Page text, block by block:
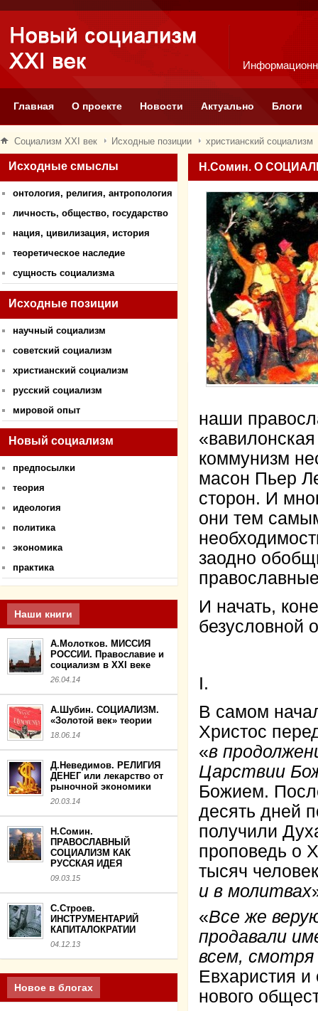
Главная О проекте Новости Актуально Блоги
Социализм XXI век Исходные позиции христианский социализм
Исходные смыслы
онтология, религия, антропология
личность, общество, государство
нация, цивилизация, история
теоретическое наследие
сущность социализма
Исходные позиции
научный социализм
советский социализм
христианский социализм
русский социализм
мировой опыт
Новый социализм
предпосылки
теория
идеология
политика
экономика
практика
Наши книги
А.Молотков. МИССИЯ
РОССИИ. Православие и
социализм в XXI веке
26.04.14
А.Шубин. СОЦИАЛИЗМ.
«Золотой век» теории
18.06.14
Д.Неведимов. РЕЛИГИЯ
ДЕНЕГ или лекарство от
рыночной экономики
20.03.14
Н.Сомин.
ПРАВОСЛАВНЫЙ
СОЦИАЛИЗМ КАК
РУССКАЯ ИДЕЯ
09.03.15
С.Строев.
ИНСТРУМЕНТАРИЙ
КАПИТАЛОКРАТИИ
04.12.13
Новое в блогах
Н.Сомин. О
наши
коммунизм
масон Пьер
сторон. И
они тем
заодно
И начать,
безусловной
I.
В самом
Христос
«в
Царствии
Божием.
десять дней
получили
проповедь о
тысяч
и в молитвах
«Все же
продавали
всем, смотря
Евхаристия
нового